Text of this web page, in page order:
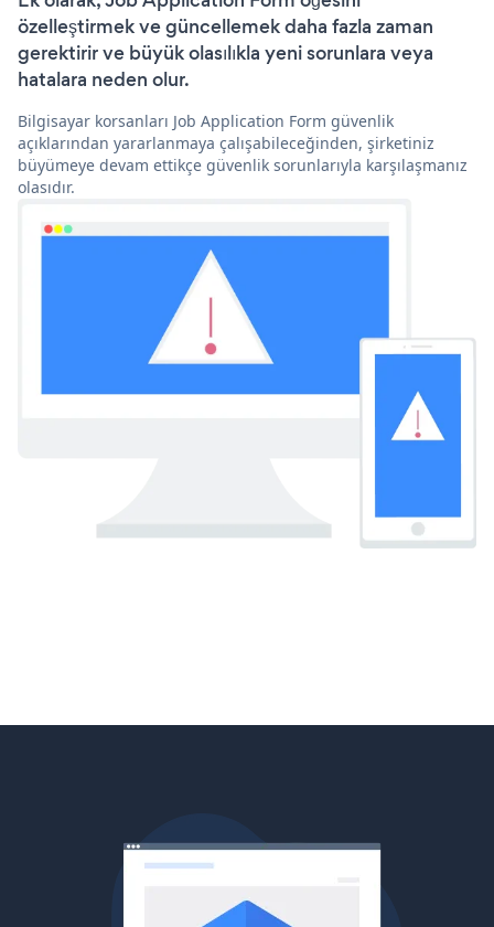
özelleştirmek ve güncellemek daha fazla zaman
gerektirir ve büyük olasılıkla yeni sorunlara veya
hatalara neden olur.
Bilgisayar korsanları Job Application Form güvenlik
açıklarından yararlanmaya çalışabileceğinden, şirketiniz
büyümeye devam ettikçe güvenlik sorunlarıyla karşılaşmanız
olasıdır.